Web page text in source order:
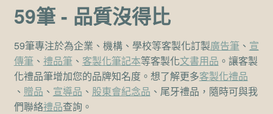
59筆 - 品質沒得比
59筆專注於為企業、機構、學校等客製化訂製廣告筆、 宣
傳筆、 禮品筆、 客製化筆記本等客製化文書用品 。讓客製
化禮品筆增加您的品牌知名度。想了解更多客製化禮品
、 贈品 、 宣導品 、 股東會紀念品 、尾牙禮品，隨時可與我
們聯絡禮品查詢。